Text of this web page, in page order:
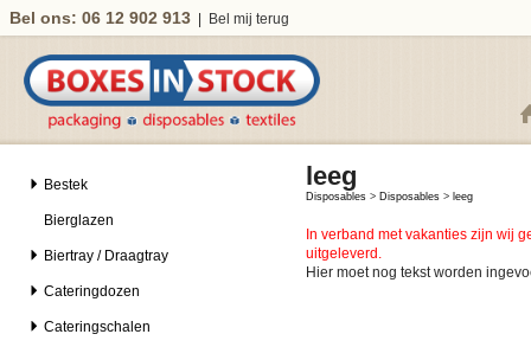
Bel ons: 06 12 902 913 Bel mij terug
Bestek
Bierglazen
Biertray / Draagtray
Cateringdozen
Cateringschalen
leeg
Disposables > Disposables > leeg
In verband met vakanties zijn wij
uitgeleverd.
Hier moet nog tekst worden